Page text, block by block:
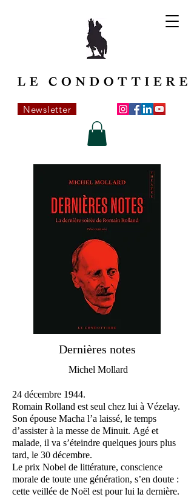
Newsletter
Dernières notes
Michel Mollard
24 décembre 1944.
Romain Rolland est seul chez lui à Vézelay.
Son épouse Macha l’a laissé, le temps
d’assister à la messe de Minuit. Agé et
malade, il va s’éteindre quelques jours plus
tard, le 30 décembre.
Le prix Nobel de littérature, conscience
morale de toute une génération, s’en doute :
cette veillée de Noël est pour lui la dernière.